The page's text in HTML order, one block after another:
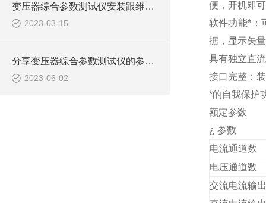
变压器综合参数测试仪安装跟维护有哪些要注意
2023-03-15
分享变压器综合参数测试仪的参数输入技巧
2023-06-02
便，开机即
软件功能*：
据，显示矢
具有独立直
接口完整：
*的自我保护
额定参数
¿ 参数
电流通道数
电压通道数
交流电流输